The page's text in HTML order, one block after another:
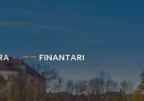
FINANTARI